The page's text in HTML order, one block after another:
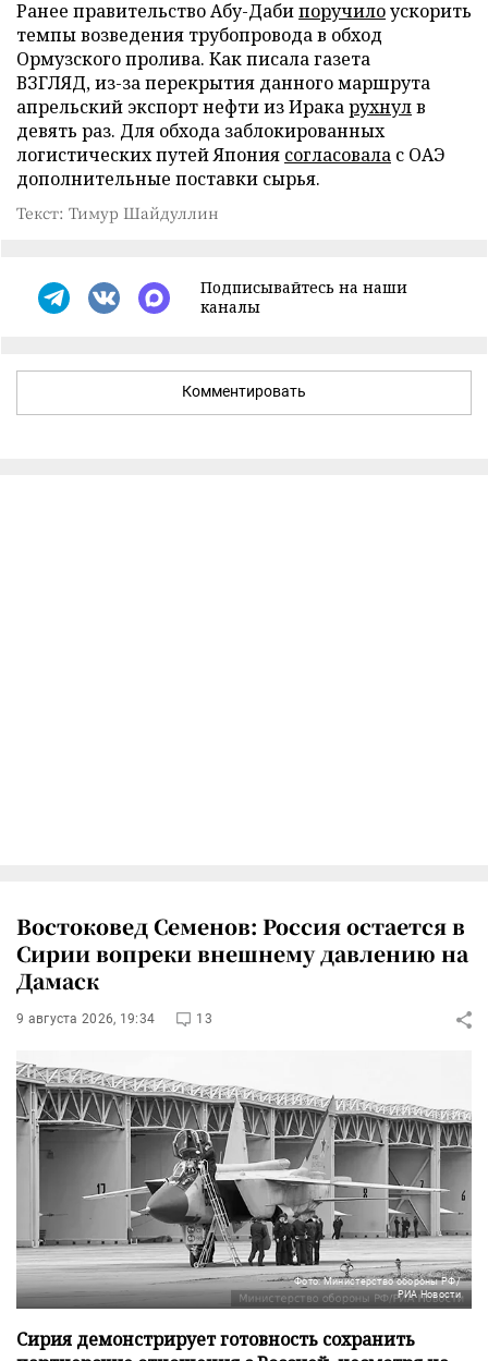
Ранее правительство Абу-Дабипоручилоускорить
темпы возведения трубопровода в обход
Ормузского пролива. Как писала газета
ВЗГЛЯД, из-за перекрытия данного маршрута
апрельский экспорт нефти из Иракарухнулв
девять раз. Для обхода заблокированных
логистических путей Япония согласовала с ОАЭ
дополнительные поставки сырья.
Текст: Тимур Шайдуллин
Подписывайтесь на наши
каналы
Комментировать
Востоковед Семенов: Россия остается в
Сирии вопреки внешнему давлению на
Дамаск
9 августа 2026, 19:34 13
Фото: Министерство обороны РФ/
РИА Новости
Сирия демонстрирует готовность сохранить